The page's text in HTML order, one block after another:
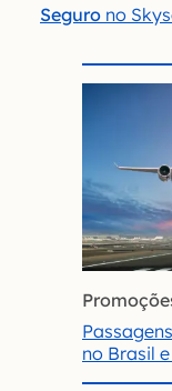
Seguro no
no Brasil